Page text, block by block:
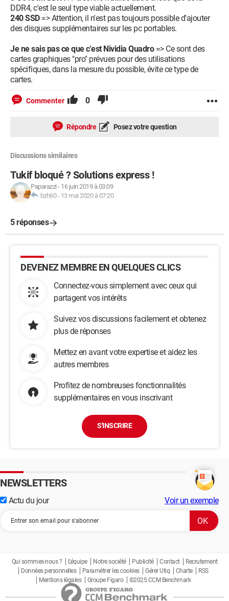
DDR4, c'est le seul type viable actuellement.
240 SSD=> Attention, il n'est pas toujours possible d'ajouter
des disques supplémentaires sur les pc portables.
Je ne sais pas ce que c'est Nividia Quadro=> Ce sont des
cartes graphiques "pro" prévues pour des utilisations
spécifiques, dans la mesure du possible, évite ce type de
cartes.
Commenter 0
Répondre Posez votre question
Discussions similaires
Tukif bloqué ? Solutions express !
Paparazzi - 16 juin 2019 à 03:09
bzh60- 13 mai 2020 à 07:20
5 réponses
DEVENEZ MEMBRE EN QUELQUES CLICS
Connectez-vous simplement avec ceux qui
partagent vos intérêts
Suivez vos discussions facilement et obtenez
plus de réponses
Mettez en avant votre expertise et aidez les
autres membres
Profitez de nombreuses fonctionnalités
supplémentaires en vous inscrivant
S'INSCRIRE
NEWSLETTERS
Actu du jour Voir un exemple
Qui sommes-nous ? L'équipe Notre société Publicité Contact
Recrutement
Données personnelles
Paramétrer les cookies Gérer Utiq Charte
RSS
Mentions légales
Groupe Figaro ©2025 CCM Benchmark